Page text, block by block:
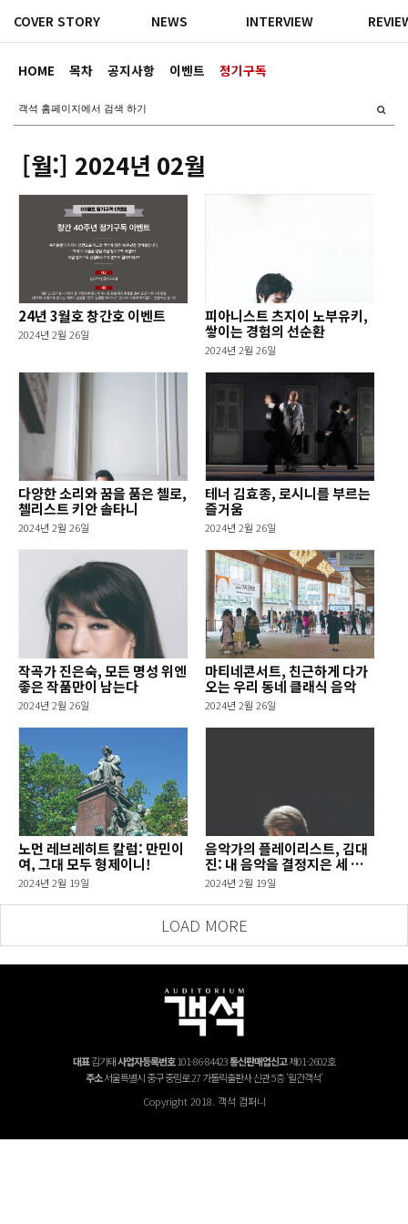
HOME 목차 공지사항 이벤트 정기구독
COVER STORY NEWS INTERVIEW
[월:] 2024년 02월
24년 3월호 창간호 이벤트
2024년 2월 26일
피아니스트 츠지이 노부유키,
쌓이는 경험의 선순환
2024년 2월 26일
다양한 소리와 꿈을 품은 첼로,
첼리스트 키안 솔타니
2024년 2월 26일
테너 김효종, 로시니를 부르는
즐거움
2024년 2월 26일
작곡가 진은숙, 모든 명성 위엔
좋은 작품만이 남는다
2024년 2월 26일
마티네콘서트, 친근하게 다가
오는 우리 동네 클래식 음악
2024년 2월 26일
노먼 레브레히트 칼럼: 만민이
여, 그대 모두 형제이니!
2024년 2월 19일
음악가의 플레이리스트, 김대
진: 내 음악을 결정지은 세 개
의 음반
2024년 2월 19일
LOAD MORE
대표김기태사업자등록번호101-86-84423통신판매업신고제01-2602호
주소서울특별시 중구 중림로 27 가톨릭출판사 신관 5층 '월간객석'
Copyright 2018. 객석 컴퍼니